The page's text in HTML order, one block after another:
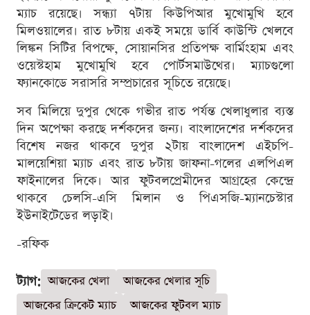
ম্যাচ রয়েছে। সন্ধ্যা ৭টায় কিউপিআর মুখোমুখি হবে
মিলওয়ালের। রাত ৮টায় একই সময়ে ডার্বি কাউন্টি খেলবে
লিঙ্কন সিটির বিপক্ষে, সোয়ানসির প্রতিপক্ষ বার্মিংহাম এবং
ওয়েস্টহাম মুখোমুখি হবে পোর্টসমাউথের। ম্যাচগুলো
ফ্যানকোডে সরাসরি সম্প্রচারের সূচিতে রয়েছে।
সব মিলিয়ে দুপুর থেকে গভীর রাত পর্যন্ত খেলাধুলার ব্যস্ত
দিন অপেক্ষা করছে দর্শকদের জন্য। বাংলাদেশের দর্শকদের
বিশেষ নজর থাকবে দুপুর ২টায় বাংলাদেশ এইচপি-
মালয়েশিয়া ম্যাচ এবং রাত ৮টায় জাফনা-গলের এলপিএল
ফাইনালের দিকে। আর ফুটবলপ্রেমীদের আগ্রহের কেন্দ্রে
থাকবে চেলসি-এসি মিলান ও পিএসজি-ম্যানচেস্টার
ইউনাইটেডের লড়াই।
-রফিক
ট্যাগ: আজকের খেলা
আজকের খেলার সূচি
আজকের ক্রিকেট ম্যাচ
আজকের ফুটবল ম্যাচ